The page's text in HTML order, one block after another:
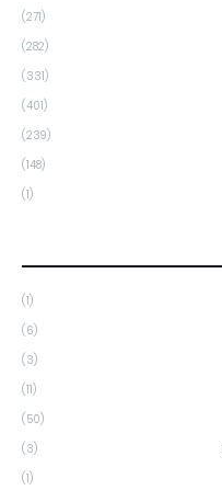
(271)
(282)
(331)
(401)
(239)
(148)
(1)
(1)
(6)
(3)
(11)
(50)
(3)
(1)